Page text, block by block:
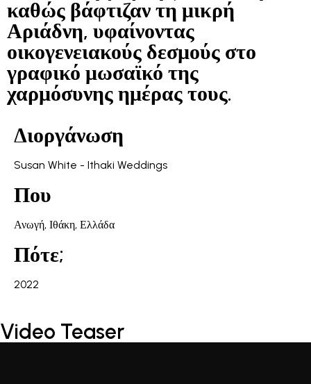
καθώς βάφτιζαν τη μικρή
Αριάδνη, υφαίνοντας
οικογενειακούς δεσμούς στο
γραφικό μωσαϊκό της
χαρμόσυνης ημέρας τους.
Διοργάνωση
Susan White - Ithaki Weddings
Που
Ανωγή, Ιθάκη, Ελλάδα
Πότε;
2022
Video Teaser